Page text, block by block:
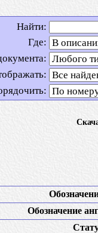
Найти:
Где:
Обозначение